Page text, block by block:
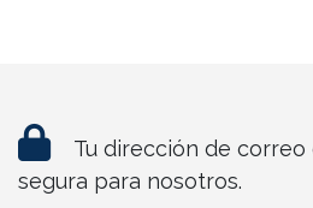
Tu dirección de correo
segura para nosotros.